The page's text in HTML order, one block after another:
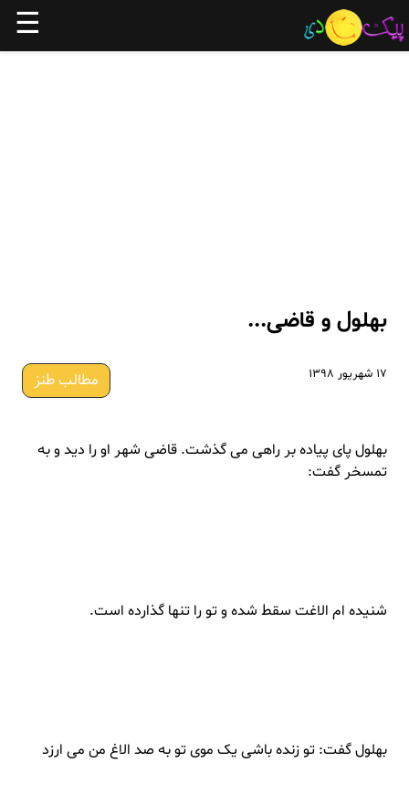
☰
بهلول و قاضی...
۱۷ شهریور ۱۳۹۸ مطالب طنز
بهلول پای پیاده بر راهی می گذشت. قاضی شهر او را دید و به
تمسخر گفت:
شنیده ام الاغت سقط شده و تو را تنها گذارده است.
بهلول گفت: تو زنده باشی یک موی تو به صد الاغ من می ارزد